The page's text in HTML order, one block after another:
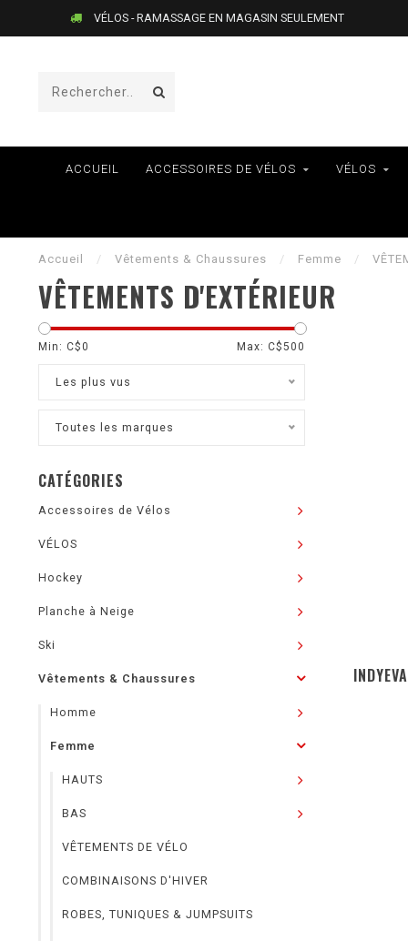
LIVRAISON AU QUÉBEC SEULEMENT
ACCUEIL ACCESSOIRES DE VÉLOS VÉLOS
Accueil / Vêtements & Chaussures / Femme /
VÊTEMENTS D'EXTÉRIEUR
Min: C$0 Max: C$500
Les plus vus
Toutes les marques
CATÉGORIES
Accessoires de Vélos
VÉLOS
Hockey
Planche à Neige
Ski
Vêtements & Chaussures
Homme
Femme
HAUTS
BAS
VÊTEMENTS DE VÉLO
COMBINAISONS D'HIVER
ROBES, TUNIQUES & JUMPSUITS